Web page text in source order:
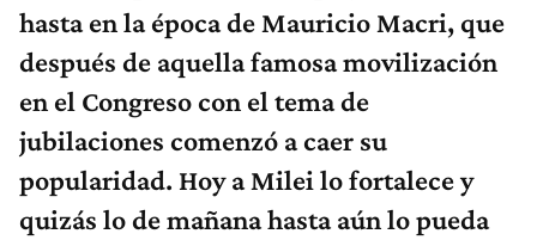
hasta en la época de Mauricio Macri, que
después de aquella famosa movilización
en el Congreso con el tema de
jubilaciones comenzó a caer su
popularidad. Hoy a Milei lo fortalece y
quizás lo de mañana hasta aún lo pueda